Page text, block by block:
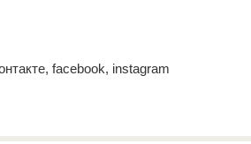
facebook, instagram